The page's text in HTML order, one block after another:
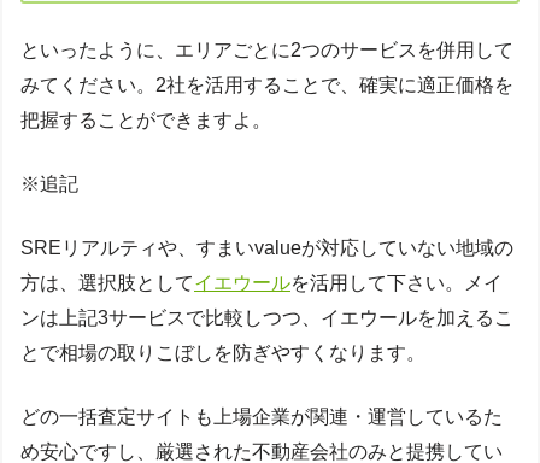
といったように、エリアごとに2つのサービスを併用して
みてください。2社を活用することで、確実に適正価格を
把握することができますよ。
※追記
SREリアルティや、すまいvalueが対応していない地域の
方は、選択肢としてイエウールを活用して下さい。メイ
ンは上記3サービスで比較しつつ、イエウールを加えるこ
とで相場の取りこぼしを防ぎやすくなります。
どの一括査定サイトも上場企業が関連・運営しているた
め安心ですし、厳選された不動産会社のみと提携してい